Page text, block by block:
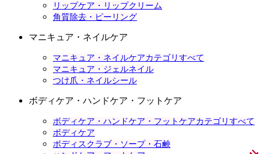
リップケア・リップクリーム
角質除去・ピーリング
マニキュア・ネイルケア
マニキュア・ネイルケアカテゴリすべて
マニキュア・ジェルネイル
つけ爪・ネイルシール
ボディケア・ハンドケア・フットケア
ボディケア・ハンドケア・フットケアカテゴリすべて
ボディケア
ボディスクラブ・ソープ・石鹸